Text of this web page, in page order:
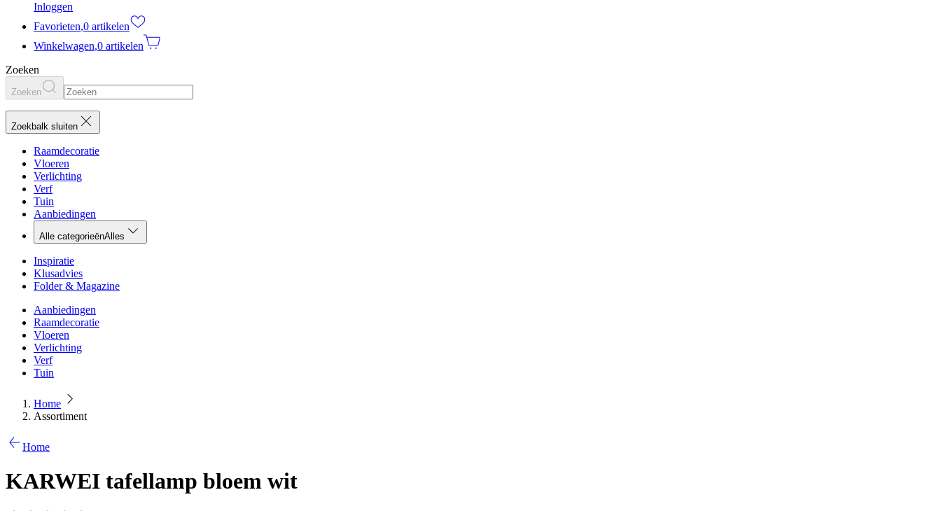
Inloggen
Favorieten,0 artikelen
Winkelwagen,0 artikelen
Zoeken
Zoeken
Zoekbalk sluiten
Raamdecoratie
Vloeren
Verlichting
Verf
Tuin
Aanbiedingen
Alle categorieënAlles
Inspiratie
Klusadvies
Folder & Magazine
Aanbiedingen
Raamdecoratie
Vloeren
Verlichting
Verf
Tuin
Home
Assortiment
Home
KARWEI tafellamp bloem wit